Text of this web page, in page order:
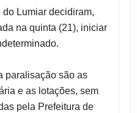
Lumiar decidiram,
na quinta (21), iniciar
paralisação são as
e as lotações, sem
pela Prefeitura de